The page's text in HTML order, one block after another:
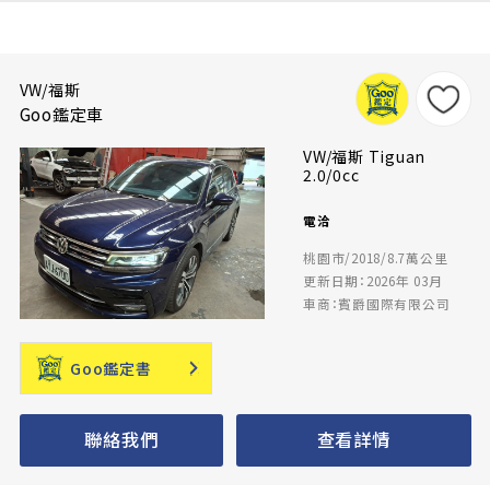
VW/福斯
Goo鑑定車
VW/福斯 Tiguan
2.0/0cc
電洽
桃園市/2018/8.7萬公里
更新日期：2026年 03月
車商：賓爵國際有限公司
Goo鑑定書
聯絡我們 查看詳情